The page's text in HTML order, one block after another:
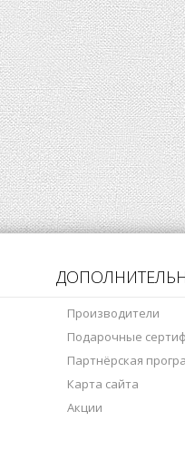
Производители
Подарочные
Партнёрская
Карта сайта
Акции